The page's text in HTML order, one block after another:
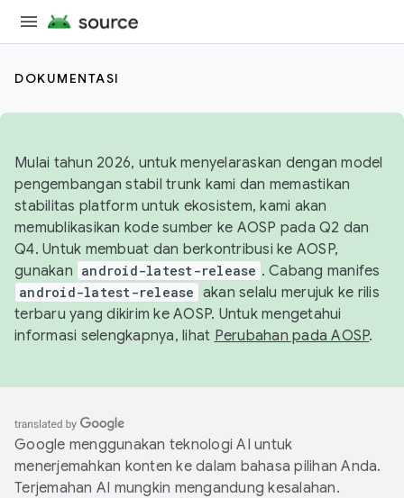
DOKUMENTASI
Mulai tahun 2026, untuk menyelaraskan dengan model
pengembangan stabil trunk kami dan memastikan
stabilitas platform untuk ekosistem, kami akan
memublikasikan kode sumber ke AOSP pada Q2 dan
Q4. Untuk membuat dan berkontribusi ke AOSP,
gunakan android-latest-release . Cabang manifes
android-latest-release akan selalu merujuk ke rilis
terbaru yang dikirim ke AOSP. Untuk mengetahui
informasi selengkapnya, lihat Perubahan pada AOSP.
Google menggunakan teknologi AI untuk
menerjemahkan konten ke dalam bahasa pilihan Anda.
Terjemahan AI mungkin mengandung kesalahan.